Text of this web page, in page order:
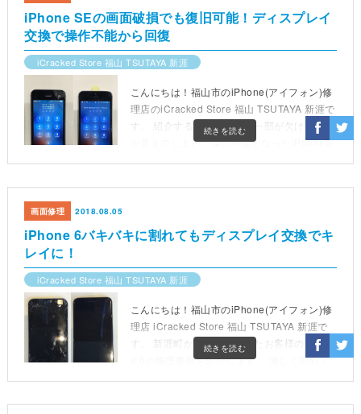
iPhone SEの画面破損でも復旧可能！ディスプレイ
交換で操作不能から回復
iCracked Store 福山 TSUTAYA 新涯
続きを読む
こんにちは！福山市のiPhone(アイフォン)修
理店のiCracked Store 福山 TSUTAYA 新涯で
す。 紹介するのは、画面の一部が欠けて内部
が見えてしまい、操作不能となったiPhoneS
iPhone 6バキバキに割れてもディスプレイ交換でキ
レイに！
画面修理 2018.08.05
iCracked Store 福山 TSUTAYA 新涯
続きを読む
こんにちは！福山市のiPhone(アイフォン)修
理店 iCracked Store 福山 TSUTAYA 新涯で
す。 新涯町からご来店されたお客様のiPhon
e 6の修理事例を紹介します。 激しく割れて